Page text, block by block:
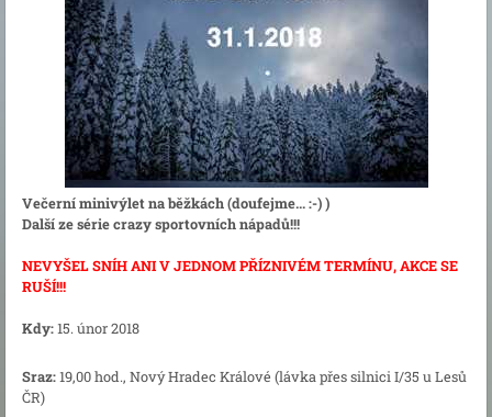
Večerní minivýlet na běžkách (doufejme... :-) )
Další ze série crazy sportovních nápadů!!!
NEVYŠEL SNÍH ANI V JEDNOM PŘÍZNIVÉM TERMÍNU, AKCE SE
RUŠÍ!!!
Kdy:15. únor 2018
Sraz:19,00 hod., Nový Hradec Králové (lávka přes silnici I/35 u Lesů
ČR)